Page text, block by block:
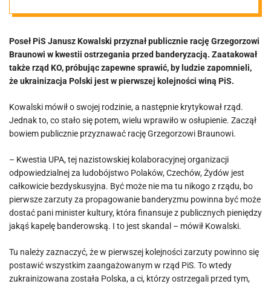
Kowalski: Miał
rację, kiedy
przestrzegał
przed
banderyzmem i
ukrainizacją
[VIDEO]
Poseł PiS Janusz Kowalski przyznał publicznie rację Grzegorzowi
Braunowi w kwestii ostrzegania przed banderyzacją. Zaatakował
także rząd KO, próbując zapewne sprawić, by ludzie zapomnieli,
że ukrainizacja Polski jest w pierwszej kolejności winą PiS.
Kowalski mówił o swojej rodzinie, a następnie krytykował rząd.
Jednak to, co stało się potem, wielu wprawiło w osłupienie. Zaczął
bowiem publicznie przyznawać rację Grzegorzowi Braunowi.
– Kwestia UPA, tej nazistowskiej kolaboracyjnej organizacji
odpowiedzialnej za ludobójstwo Polaków, Czechów, Żydów jest
całkowicie bezdyskusyjna. Być może nie ma tu nikogo z rządu, bo
pierwsze zarzuty za propagowanie banderyzmu powinna być może
dostać pani minister kultury, która finansuje z publicznych pieniędzy
jakąś kapelę banderowską. I to jest skandal – mówił Kowalski.
Tu należy zaznaczyć, że w pierwszej kolejności zarzuty powinno się
postawić wszystkim zaangażowanym w rząd PiS. To wtedy
zukrainizowana została Polska, a ci, którzy ostrzegali przed tym,